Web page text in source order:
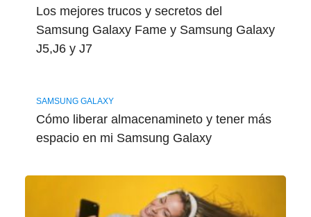
Los mejores trucos y secretos del
Samsung Galaxy Fame y Samsung Galaxy
J5,J6 y J7
SAMSUNG GALAXY
Cómo liberar almacenamineto y tener más
espacio en mi Samsung Galaxy